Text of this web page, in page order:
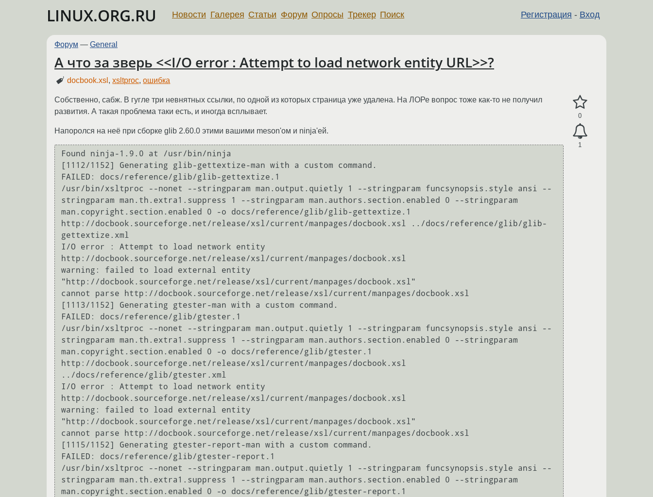
LINUX.ORG.RU Регистрация - Вход
Новости Галерея Статьи Форум Опросы Трекер Поиск
Форум — General
А что за зверь <<I/O error : Attempt to load network entity URL>>?
docbook.xsl ,xsltproc,ошибка
0
1
Собственно, сабж. В гугле три невнятных ссылки, по одной из которых страница уже удалена. На ЛОРе вопрос тоже как-то не получил
развития. А такая проблема таки есть, и иногда всплывает.
Напоролся на неё при сборке glib 2.60.0 этими вашими meson'ом и ninja'ей.
Found ninja-1.9.0 at /usr/bin/ninja
[1112/1152] Generating glib-gettextize-man with a custom command.
FAILED: docs/reference/glib/glib-gettextize.1
/usr/bin/xsltproc --nonet --stringparam man.output.quietly 1 --stringparam funcsynopsis.style ansi --
stringparam man.th.extra1.suppress 1 --stringparam man.authors.section.enabled 0 --stringparam
man.copyright.section.enabled 0 -o docs/reference/glib/glib-gettextize.1
http://docbook.sourceforge.net/release/xsl/current/manpages/docbook.xsl ../docs/reference/glib/glib-
gettextize.xml
I/O error : Attempt to load network entity
http://docbook.sourceforge.net/release/xsl/current/manpages/docbook.xsl
warning: failed to load external entity
"http://docbook.sourceforge.net/release/xsl/current/manpages/docbook.xsl"
cannot parse http://docbook.sourceforge.net/release/xsl/current/manpages/docbook.xsl
[1113/1152] Generating gtester-man with a custom command.
FAILED: docs/reference/glib/gtester.1
/usr/bin/xsltproc --nonet --stringparam man.output.quietly 1 --stringparam funcsynopsis.style ansi --
stringparam man.th.extra1.suppress 1 --stringparam man.authors.section.enabled 0 --stringparam
man.copyright.section.enabled 0 -o docs/reference/glib/gtester.1
http://docbook.sourceforge.net/release/xsl/current/manpages/docbook.xsl
../docs/reference/glib/gtester.xml
I/O error : Attempt to load network entity
http://docbook.sourceforge.net/release/xsl/current/manpages/docbook.xsl
warning: failed to load external entity
"http://docbook.sourceforge.net/release/xsl/current/manpages/docbook.xsl"
cannot parse http://docbook.sourceforge.net/release/xsl/current/manpages/docbook.xsl
[1115/1152] Generating gtester-report-man with a custom command.
FAILED: docs/reference/glib/gtester-report.1
/usr/bin/xsltproc --nonet --stringparam man.output.quietly 1 --stringparam funcsynopsis.style ansi --
stringparam man.th.extra1.suppress 1 --stringparam man.authors.section.enabled 0 --stringparam
man.copyright.section.enabled 0 -o docs/reference/glib/gtester-report.1